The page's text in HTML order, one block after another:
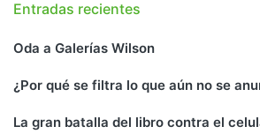
Entradas recientes
Oda a Galerías Wilson
¿Por qué se filtra lo que aún no se
La gran batalla del libro contra el